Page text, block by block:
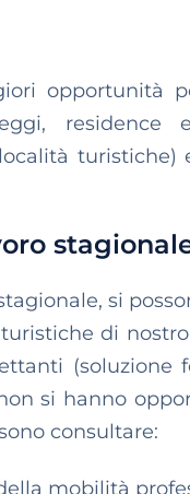
opportunità
si
di
(soluzione
si hanno
consultare:
mobilità